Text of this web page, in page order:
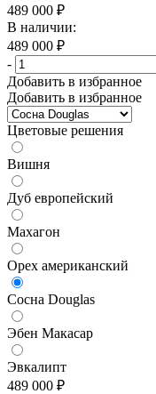
489 000 ₽
В наличии:
489 000 ₽
-
Добавить в избранное
Добавить в избранное
Цветовые решения
Вишня
Дуб европейский
Махагон
Орех американский
Сосна Douglas
Эбен Макасар
Эвкалипт
489 000 ₽